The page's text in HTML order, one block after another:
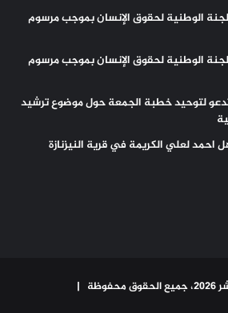
الوطنية لحقوق الإنسان بموجب مرسوم
الوطنية لحقوق الإنسان بموجب مرسوم
تدعو لتوحيد خطبة الجمعة حول موضوع ترشيد
احمد لعلي الكريمة في قرية النيزنازة
|